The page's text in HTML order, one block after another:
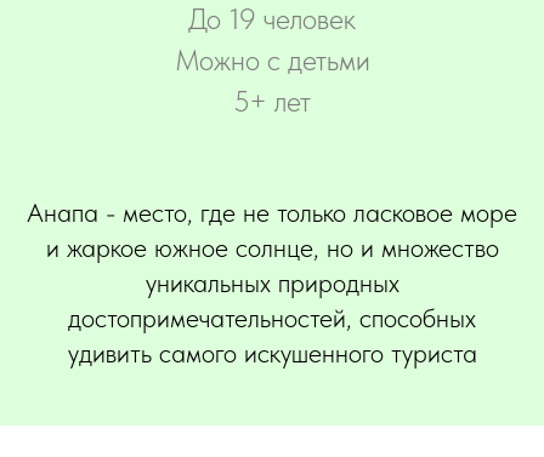
До 19 человек
Можно с детьми
5+ лет
Анапа - место, где не только ласковое море
и жаркое южное солнце, но и множество
уникальных природных
достопримечательностей, способных
удивить самого искушенного туриста